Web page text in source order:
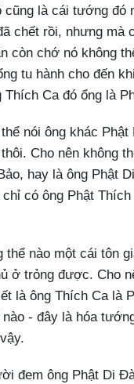
là cái tướng đó
chết rồi, nhưng mà
còn chớ nó không
tu hành cho đến
Ca đó ổng là
nói ông khác
Cho nên không
hay là ông Phật
có ông Phật
thể nào một cái tôn
ở trỏng được. Cho
là ông Thích Ca là
- đây là hóa
đem ông Phật Di